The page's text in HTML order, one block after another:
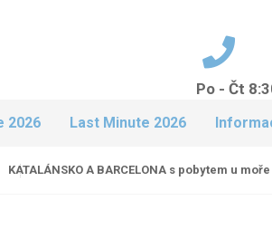
Po - Čt
2026 Last Minute 2026
KATALÁNSKO A BARCELONA s pobytem u moře